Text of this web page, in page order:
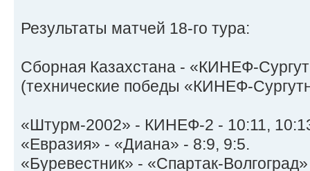
Результаты матчей 18-го тура:
Сборная Казахстана - «КИНЕФ-
(технические победы «КИНЕФ-
«Штурм-2002» - КИНЕФ-2 - 10:11,
«Евразия» - «Диана» - 8:9, 9:5.
«Буревестник» - «Спартак-